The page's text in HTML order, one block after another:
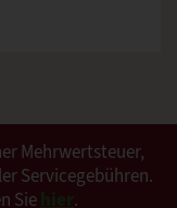
Mehrwertsteuer,
Servicegebühren.
Sie
.